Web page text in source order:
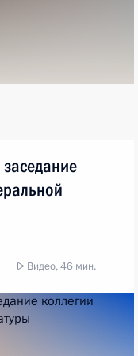
Видео, 46 мин.